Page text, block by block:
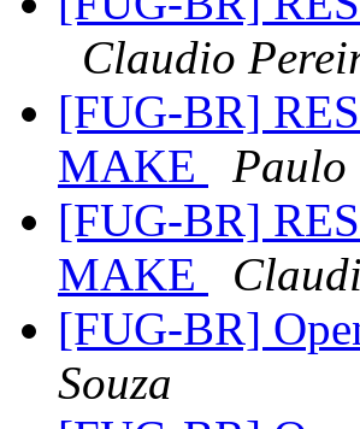
Claudio
[FUG-BR]
MAKE
[FUG-BR]
MAKE
[FUG-BR]
Souza